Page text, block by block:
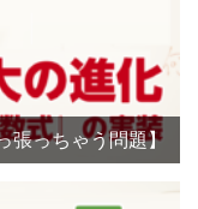
張っちゃう問題】